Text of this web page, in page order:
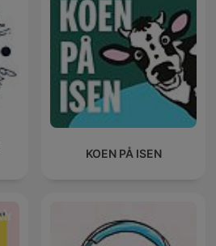
KOEN PÅ ISEN